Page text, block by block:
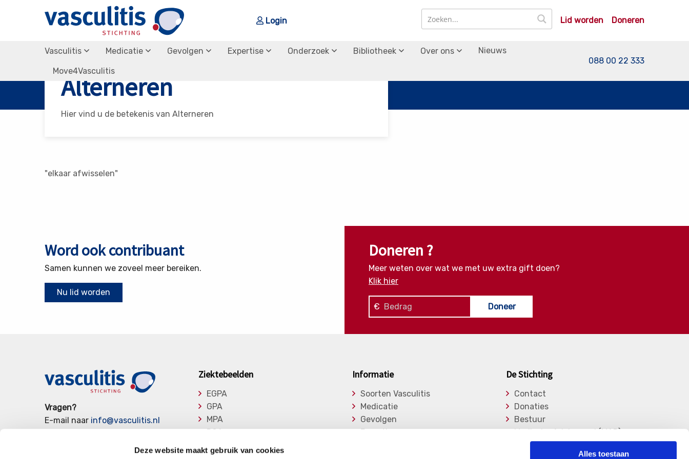
Deze website maakt gebruik van cookies Alles toestaan
Login
Zoek
Lid worden Doneren
Vasculitis Medicatie Gevolgen Expertise Onderzoek Bibliotheek Over ons Nieuws
Move4Vasculitis
088 00 22 333
Alterneren
Hier vind u de betekenis van Alterneren
"elkaar afwisselen"
Word ook contribuant
Samen kunnen we zoveel meer bereiken.
Nu lid worden
Doneren ?
Meer weten over wat we met uw extra gift doen?
Klik hier
€ Doneer
Vragen?
E-mail naar info@vasculitis.nl
Elke werkdag van 10:00 – 17:00
Ziektebeelden
EGPA
GPA
MPA
RCA
Takayasu
Informatie
Soorten Vasculitis
Medicatie
Gevolgen
Expertise
De Stichting
Contact
Donaties
Bestuur
Medische Adviesraad (MAR)
Lid worden